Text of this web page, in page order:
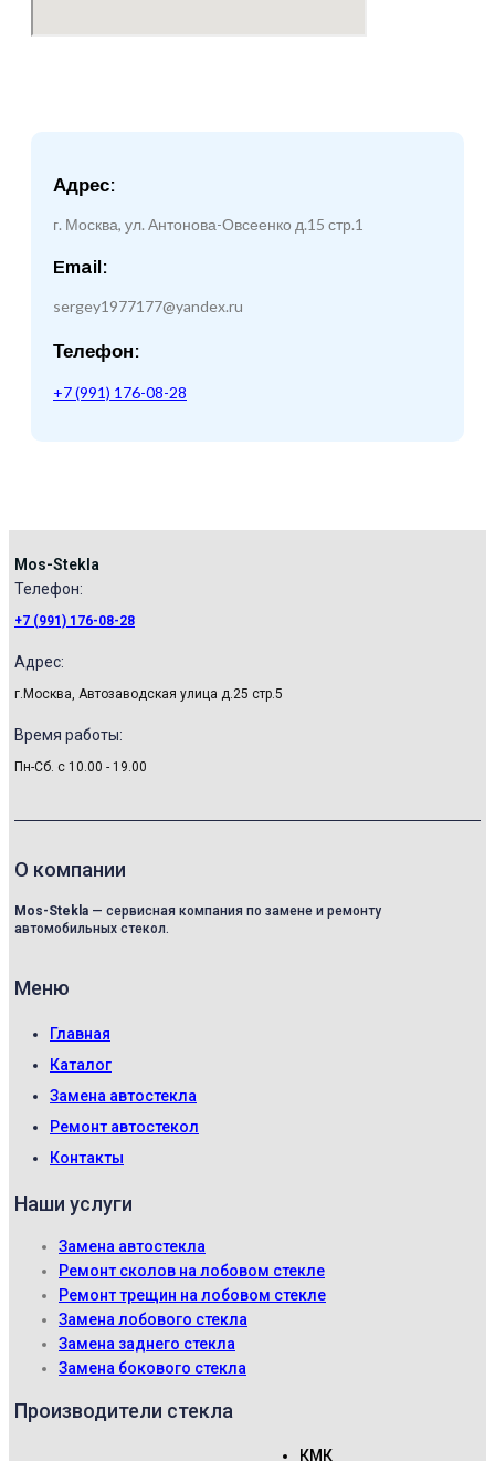
Адрес:
г. Москва, ул. Антонова-Овсеенко д.15 стр.1
Email:
sergey1977177@yandex.ru
Телефон:
+7 (991) 176-08-28
Mos-Stekla
Телефон:​
+7 (991) 176-08-28
Адрес:
г.Москва, Автозаводская улица д.25 стр.5
Время работы:
Пн-Сб. с 10.00 - 19.00
О компании
Mos-Stekla — сервисная компания по замене и ремонту
автомобильных стекол.
Меню
Главная
Каталог
Замена автостекла
Ремонт автостекол
Контакты
Наши услуги
Замена автостекла
Ремонт сколов на лобовом стекле
Ремонт трещин на лобовом стекле
Замена лобового стекла
Замена заднего стекла
Замена бокового стекла
Производители стекла
КМК